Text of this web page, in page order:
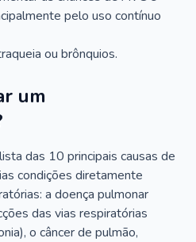
pelo uso contínuo
ou brônquios.
um
das 10 principais causas de
condições diretamente
a doença pulmonar
das vias respiratórias
o câncer de pulmão,